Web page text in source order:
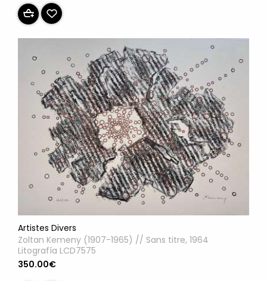
Artistes Divers
Zoltan Kemeny (1907-1965) // Sans titre, 1964
Litografía LCD7575
350.00€